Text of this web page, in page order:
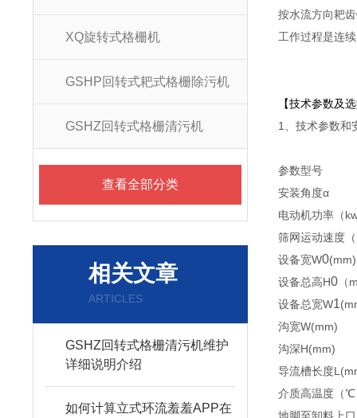
XQ旋转式格栅机
GSHP回转式耙式格栅除污机
GSHZ回转式格栅清污机
查看全部分类
相关文章
ARTICLES
GSHZ回转式格栅清污机维护
详细说明介绍
如何计算立式环流羞羞APP在
按水流方向耙齿
工作过程是连续的
【技术参数及
1、技术参数
参数型号
安装角度α
电动机功率（
筛网运动速度
设备宽W0(mm)
设备总高H0 （
设备总宽W1
沟宽W(mm)
沟深H(mm)
导流槽长度
介质高温度（